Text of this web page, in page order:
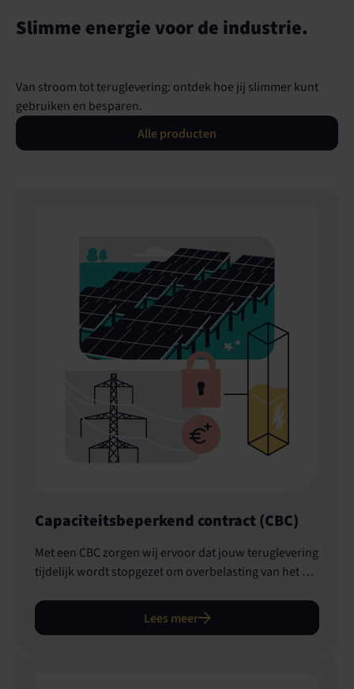
Slimme energie voor de industrie.
Van stroom tot teruglevering: ontdek hoe jij slimmer kunt
gebruiken en besparen.
Alle producten
Capaciteits­­beperkend contract (CBC)
Met een CBC zorgen wij ervoor dat jouw teruglevering
tijdelijk wordt stopgezet om overbelasting van het net
Lees meer